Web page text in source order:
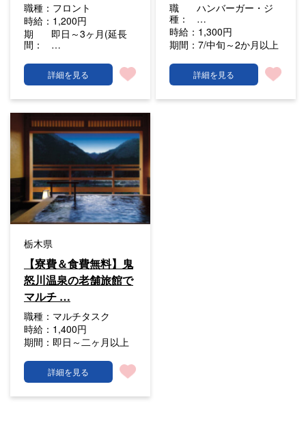
職種： フロント
時給： 1,200円
期
間：
即日～3ヶ月(延長
…
詳細を見る
職
種：
ハンバーガー・ジ
…
時給： 1,300円
期間：7/中旬～2か月以上
詳細を見る
栃木県
【寮費＆食費無料】鬼
怒川温泉の老舗旅館で
マルチ …
職種： マルチタスク
時給： 1,400円
期間： 即日～二ヶ月以上
詳細を見る